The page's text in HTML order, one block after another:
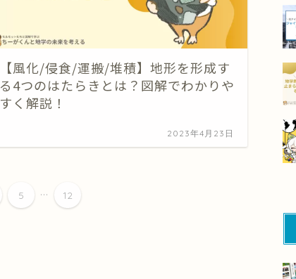
【風化/侵食/運搬/堆積】地形を形成す
る4つのはたらきとは？図解でわかりや
すく解説！
2023年4月23日
5 ... 12